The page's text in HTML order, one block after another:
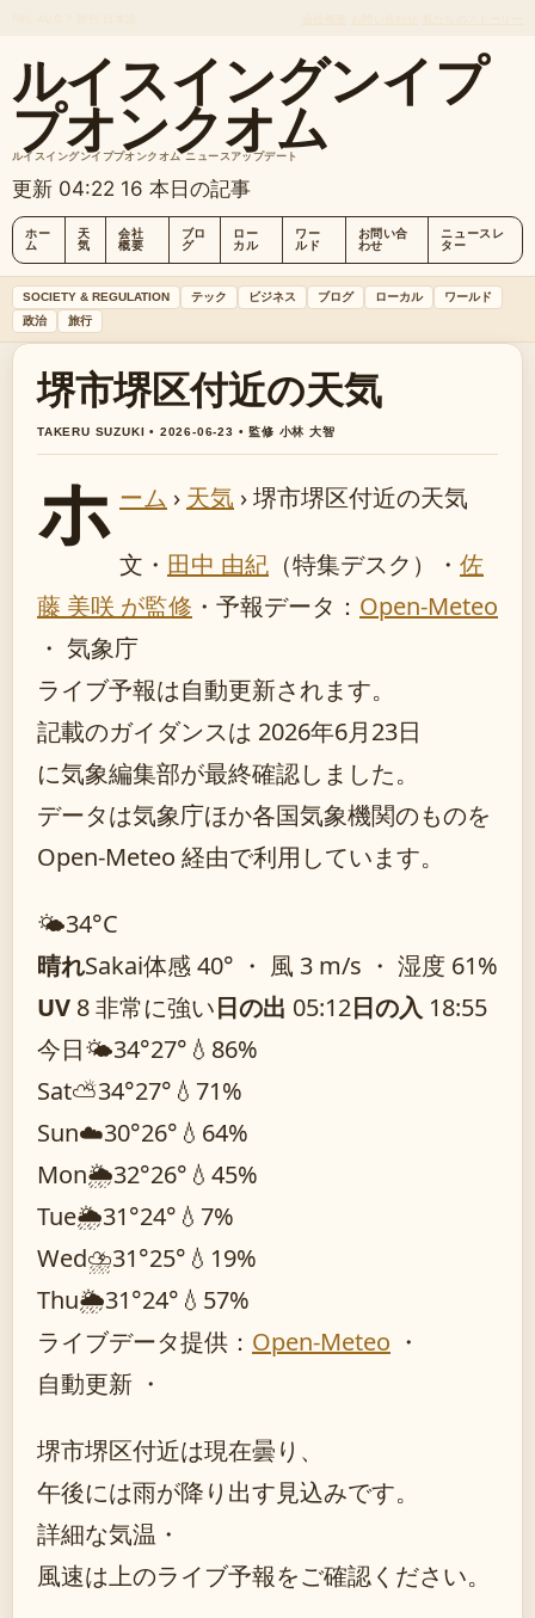
ルイスイングンイプ
プオンクオム
ルイスイングンイププオンクオム ニュースアップデート
更新 04:22 16 本日の記事
ホー
ム
天
気
会社
概要
ブロ
グ
ロー
カル
ワー
ルド
お問い合
わせ
ニュースレ
ター
SOCIETY & REGULATION テック ビジネス ブログ ローカル
ワールド
政治
旅行
堺市堺区付近の天気
TAKERU SUZUKI • 2026-06-23 • 監修 小林 大智
ホ ーム › 天気 ›堺市堺区付近の天気
文・ 田中 由紀 （特集デスク） ・ 佐
藤 美咲 が監修 ・ 予報データ： Open-Meteo
・ 気象庁
ライブ予報は自動更新されます。
記載のガイダンスは 2026年6月23日
に気象編集部が最終確認しました。
データは気象庁ほか各国気象機関のものを
Open-Meteo 経由で利用しています。
🌤️34°C
晴れSakai体感 40° ・ 風 3 m/s ・ 湿度 61%
UV 8 非常に強い日の出 05:12日の入 18:55
今日🌤️34°27° 💧86%
Sat⛅34°27° 💧71%
Sun☁️30°26° 💧64%
Mon🌦️32°26° 💧45%
Tue🌦️31°24° 💧7%
Wed⛈️31°25° 💧19%
Thu🌦️31°24° 💧57%
ライブデータ提供： Open-Meteo ・
自動更新 ・
堺市堺区付近は現在曇り、
午後には雨が降り出す見込みです。
詳細な気温・
風速は上のライブ予報をご確認ください。